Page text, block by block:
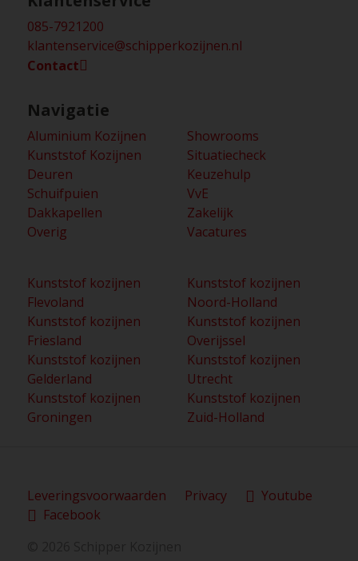
085-7921200
klantenservice@schipperkozijnen.nl
Contact
Navigatie
Aluminium Kozijnen
Kunststof Kozijnen
Deuren
Schuifpuien
Dakkapellen
Overig
Showrooms
Situatiecheck
Keuzehulp
VvE
Zakelijk
Vacatures
Kunststof kozijnen
Flevoland
Kunststof kozijnen
Friesland
Kunststof kozijnen
Gelderland
Kunststof kozijnen
Groningen
Kunststof kozijnen
Noord-Holland
Kunststof kozijnen
Overijssel
Kunststof kozijnen
Utrecht
Kunststof kozijnen
Zuid-Holland
Leveringsvoorwaarden Privacy
Youtube
Facebook